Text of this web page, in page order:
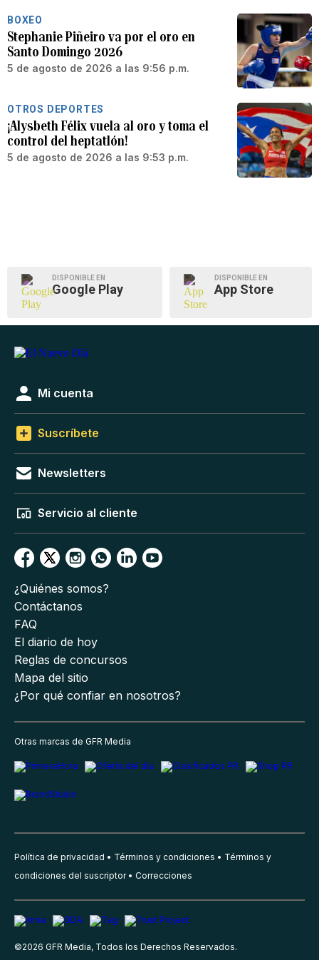
BOXEO
Stephanie Piñeiro va por el oro en
Santo Domingo 2026
5 de agosto de 2026 a las 9:56 p.m.
OTROS DEPORTES
¡Alysbeth Félix vuela al oro y toma el
control del heptatlón!
5 de agosto de 2026 a las 9:53 p.m.
DISPONIBLE EN
Google Play
DISPONIBLE EN
App Store
Mi cuenta
Suscríbete
Newsletters
Servicio al cliente
¿Quiénes somos?
Contáctanos
FAQ
El diario de hoy
Reglas de concursos
Mapa del sitio
¿Por qué confiar en nosotros?
Otras marcas de GFR Media
Política de privacidad Términos y condiciones
Términos y
condiciones del suscriptor
Correcciones
©2026 GFR Media, Todos los Derechos Reservados.